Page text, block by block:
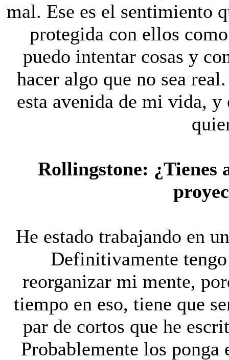
mal. Ese es el sentimiento
protegida con ellos
puedo intentar cosas y
hacer algo que no sea
esta avenida de mi vida, y
Rollingstone: ¿Tienes
He estado trabajando en
Definitivamente
reorganizar mi mente,
tiempo en eso, tiene que
par de cortos que he
Probablemente los